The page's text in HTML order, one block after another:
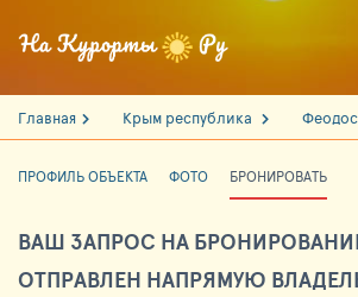
Главная Крым республика
ПРОФИЛЬ ОБЪЕКТА ФОТО БРОНИРОВАТЬ
ВАШ ЗАПРОС НА
ОТПРАВЛЕН НАПРЯМУЮ